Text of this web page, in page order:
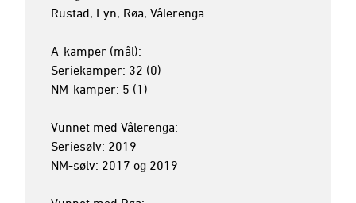
Rustad, Lyn, Røa, Vålerenga
A-kamper (mål):
Seriekamper: 32 (0)
NM-kamper: 5 (1)
Vunnet med Vålerenga:
Seriesølv: 2019
NM-sølv: 2017 og 2019